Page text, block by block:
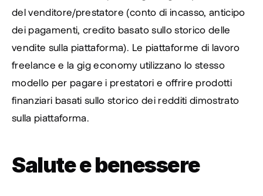
del venditore/prestatore (conto di incasso, anticipo
dei pagamenti, credito basato sullo storico delle
vendite sulla piattaforma). Le piattaforme di lavoro
freelance e la gig economy utilizzano lo stesso
modello per pagare i prestatori e offrire prodotti
finanziari basati sullo storico dei redditi dimostrato
sulla piattaforma.
Salute e benessere